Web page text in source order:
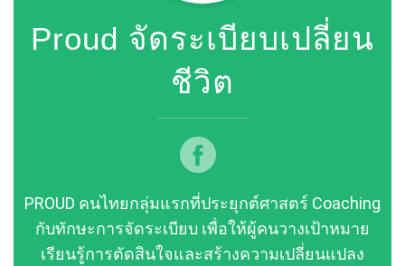
Proud จัดระเบียบเปลี่ยน
ชีวิต
PROUD คนไทยกลุ่มแรกที่ประยุกต์ศาสตร์ Coaching
กับทักษะการจัดระเบียบ เพื่อให้ผู้คนวางเป้าหมาย
เรียนรู้การตัดสินใจและสร้างความเปลี่ยนแปลง